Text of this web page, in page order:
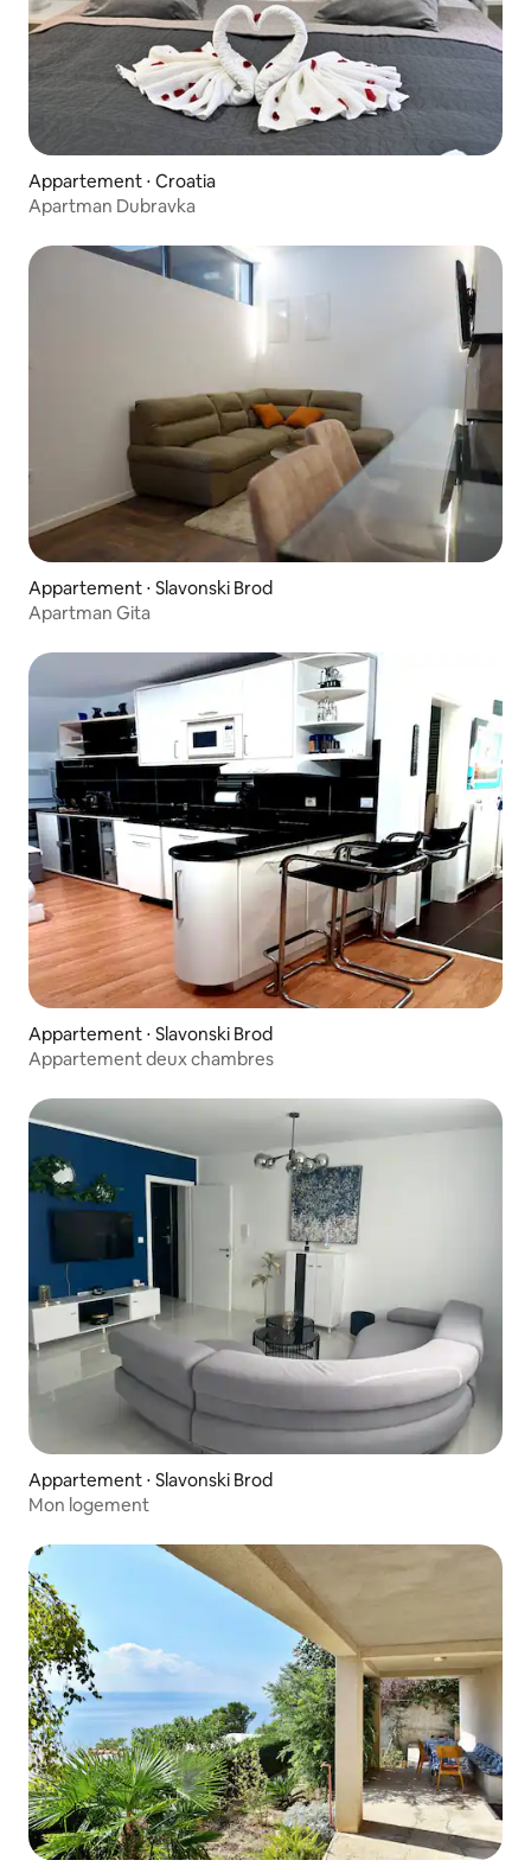
Appartement ⋅ Croatia
Apartman Dubravka
Appartement ⋅ Slavonski Brod
Apartman Gita
Appartement ⋅ Slavonski Brod
Appartement deux chambres
Appartement ⋅ Slavonski Brod
Mon logement